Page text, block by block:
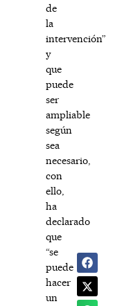
de
la
intervención”
y
que
puede
ser
ampliable
según
sea
necesario,
con
ello,
ha
declarado
que
“se
puede
hacer
un